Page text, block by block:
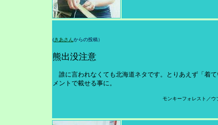
(きあさんからの投稿）
熊出没注意
誰に言われなくても北海道ネタです。とりあえず「 着
メントで載せる事に。
モンキーフォレスト／ウ